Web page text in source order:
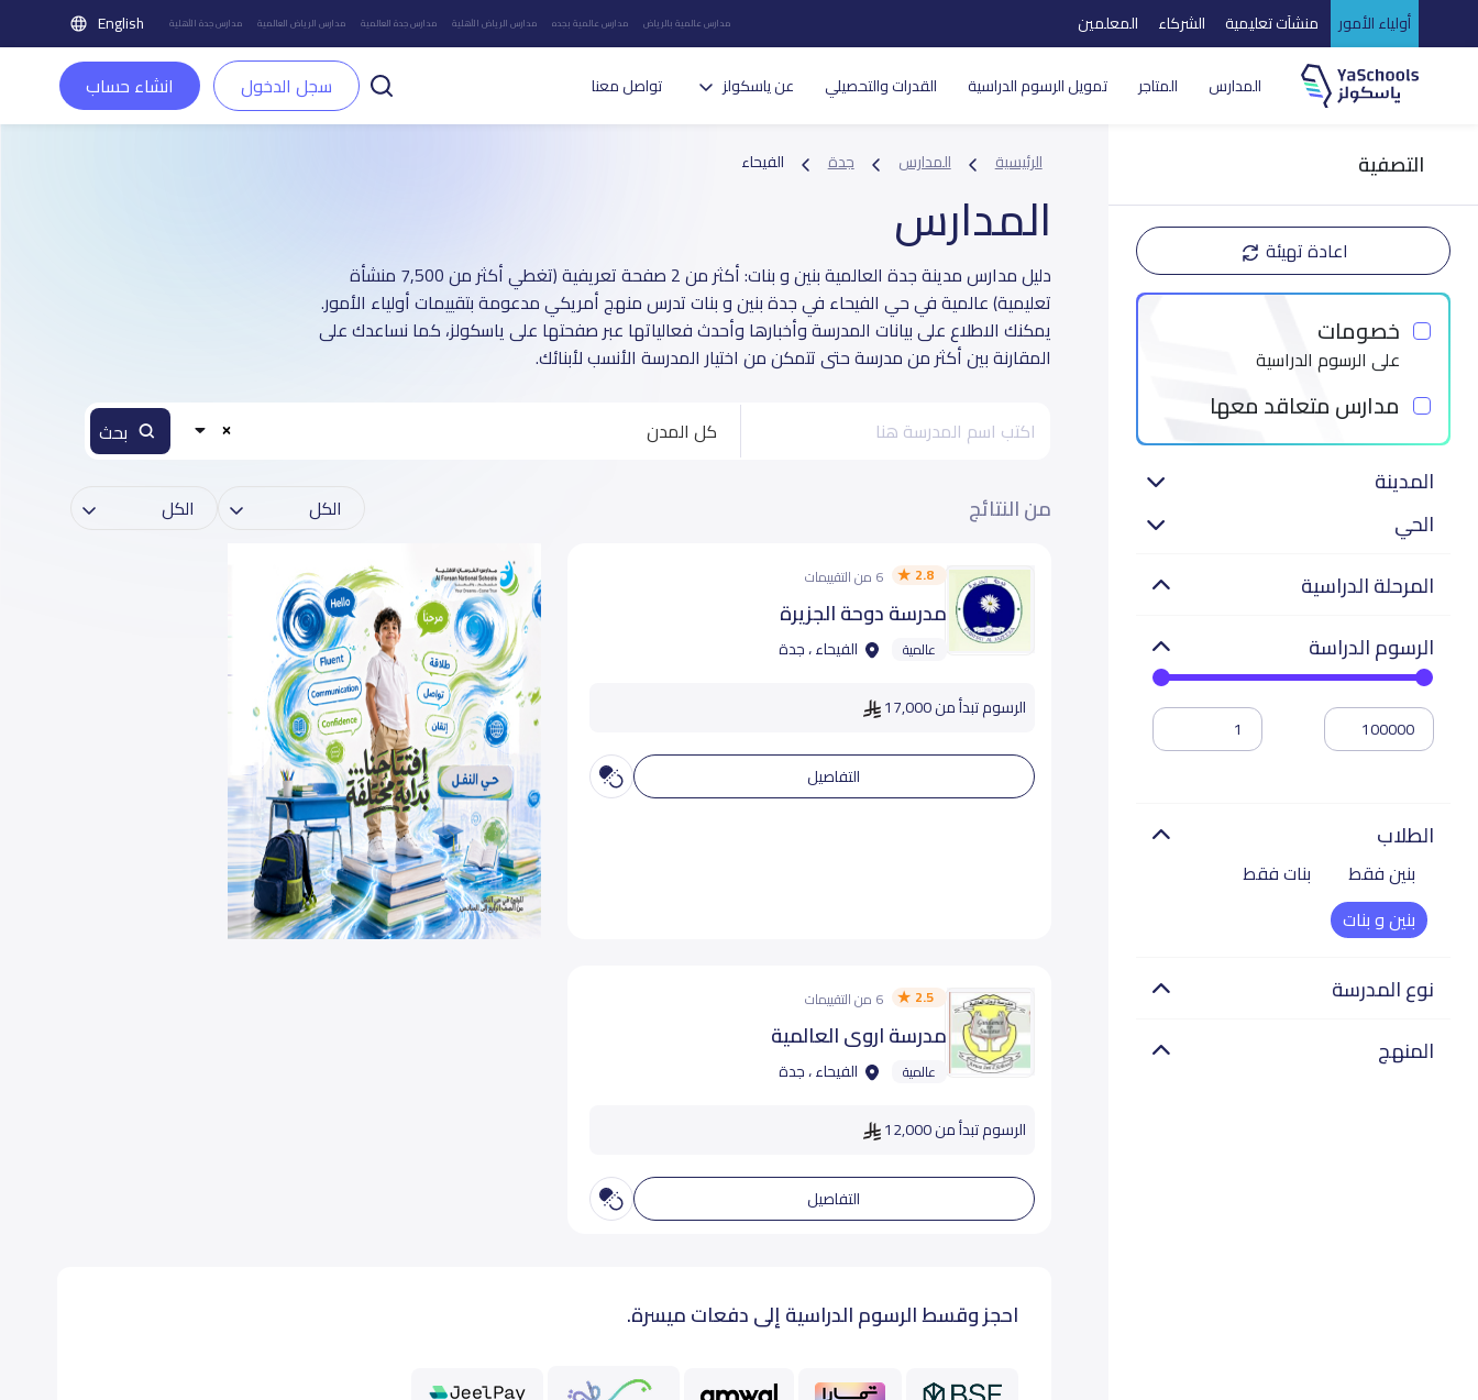
أولياء الأمور منشآت تعليمية الشركاء المعلمين مدارس عالمية بالرياض مدارس عالمية بجده مدارس الرياض الأهلية مدارس جدة العالمية مدارس الرياض العالمية مدارس جدة الأهلية English
المدارس المتاجر تمويل الرسوم الدراسية القدرات والتحصيلي عن ياسكولز تواصل معنا سجل الدخول انشاء حساب
التصفية
اعادة تهيئة
خصومات
على الرسوم الدراسية
مدارس متعاقد معها
المدينة
الحي
المرحلة الدراسية
الرسوم الدراسة
الطلاب
بنين فقط
بنات فقط
بنين و بنات
نوع المدرسة
المنهج
الرئيسية المدارس جدة الفيحاء
المدارس
دليل مدارس مدينة جدة العالمية بنين و بنات: أكثر من 2 صفحة تعريفية (تغطي أكثر من 7,500 منشأة
تعليمية) عالمية في حي الفيحاء في جدة بنين و بنات تدرس منهج أمريكي مدعومة بتقييمات أولياء الأمور.
يمكنك الاطلاع على بيانات المدرسة وأخبارها وأحدث فعالياتها عبر صفحتها على ياسكولز، كما نساعدك على
المقارنة بين أكثر من مدرسة حتى تتمكن من اختيار المدرسة الأنسب لأبنائك.
كل المدن
من النتائج
2.8 6 من التقييمات
مدرسة دوحة الجزيرة
عالمية الفيحاء ، جدة
الرسوم تبدأ من 17,000
التفاصيل
2.5 6 من التقييمات
مدرسة اروى العالمية
عالمية الفيحاء ، جدة
الرسوم تبدأ من 12,000
التفاصيل
احجز وقسط الرسوم الدراسية إلى دفعات ميسرة.